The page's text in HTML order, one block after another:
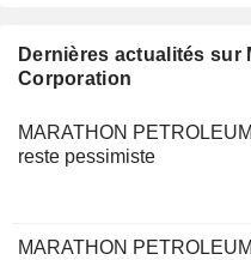
Dernières actualités sur
Corporation
MARATHON
reste pessimiste
MARATHON